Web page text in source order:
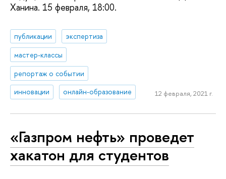
Ханина. 15 февраля, 18:00.
публикации
экспертиза
мастер-классы
репортаж о событии
инновации
онлайн-образование 12 февраля, 2021 г.
«Газпром нефть» проведет
хакатон для студентов